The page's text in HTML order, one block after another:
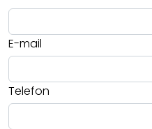
E-mail
Telefon